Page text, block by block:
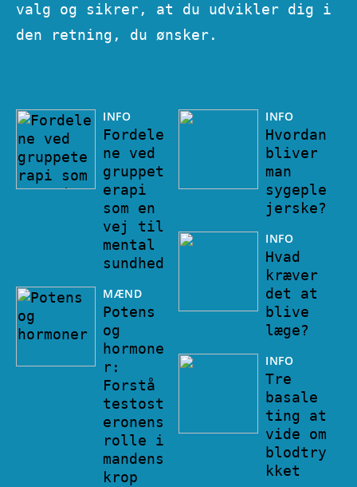
valg og sikrer, at du udvikler dig i
den retning, du ønsker.
INFO
Fordele
ne ved
gruppet
erapi
som en
vej til
mental
sundhed
MÆND
Potens
og
hormone
r:
Forstå
testost
eronens
rolle i
mandens
krop
INFO
Hvordan
bliver
man
sygeple
jerske?
INFO
Hvad
kræver
det at
blive
læge?
INFO
Tre
basale
ting at
vide om
blodtry
kket